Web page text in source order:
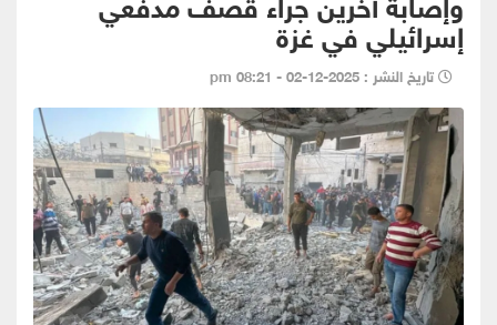
إسرائيلي في غزة
تاريخ النشر : 2025-12-02 - 08:21 pm